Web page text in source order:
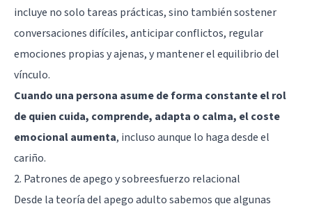
incluye no solo tareas prácticas, sino también sostener
conversaciones difíciles, anticipar conflictos, regular
emociones propias y ajenas, y mantener el equilibrio del
vínculo.
Cuando una persona asume de forma constante el rol
de quien cuida, comprende, adapta o calma, el coste
emocional aumenta, incluso aunque lo haga desde el
cariño.
2. Patrones de apego y sobreesfuerzo relacional
Desde la teoría del apego adulto sabemos que algunas